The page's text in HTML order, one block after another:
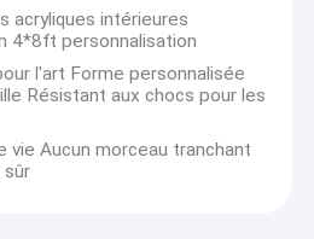
acryliques intérieures
4*8ft personnalisation
l'art Forme personnalisée
Résistant aux chocs pour les
vie Aucun morceau tranchant
sûr